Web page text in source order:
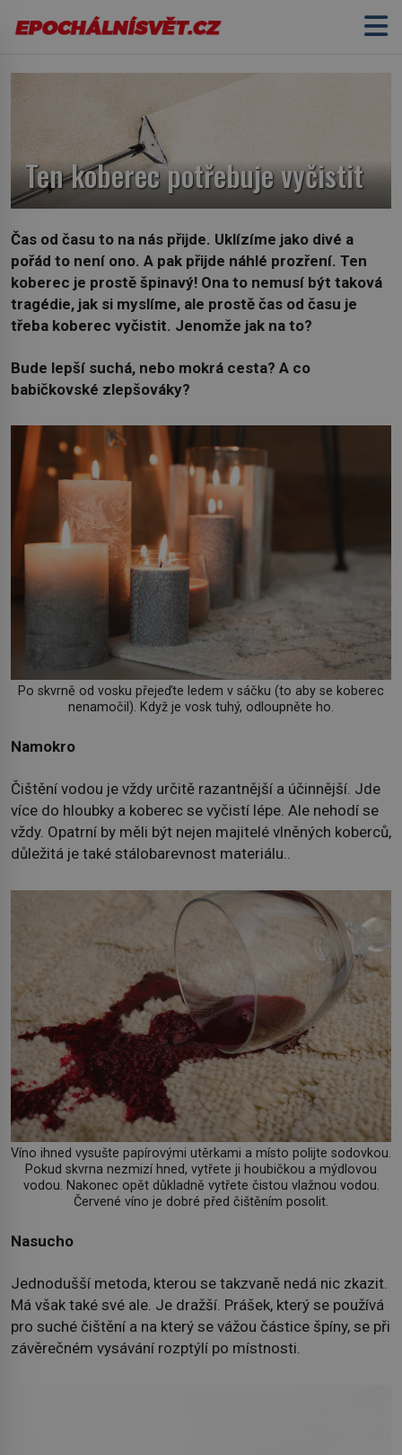
Ten koberec potřebuje vyčistit
Čas od času to na nás přijde. Uklízíme jako divé a
pořád to není ono. A pak přijde náhlé prozření. Ten
koberec je prostě špinavý! Ona to nemusí být taková
tragédie, jak si myslíme, ale prostě čas od času je
třeba koberec vyčistit. Jenomže jak na to?
Bude lepší suchá, nebo mokrá cesta? A co
babičkovské zlepšováky?
Po skvrně od vosku přejeďte ledem v sáčku (to aby se koberec
nenamočil). Když je vosk tuhý, odloupněte ho.
Namokro
Čištění vodou je vždy určitě razantnější a účinnější. Jde
více do hloubky a koberec se vyčistí lépe. Ale nehodí se
vždy. Opatrní by měli být nejen majitelé vlněných koberců,
důležitá je také stálobarevnost materiálu..
Víno ihned vysušte papírovými utěrkami a místo polijte sodovkou.
Pokud skvrna nezmizí hned, vytřete ji houbičkou a mýdlovou
vodou. Nakonec opět důkladně vytřete čistou vlažnou vodou.
Červené víno je dobré před čištěním posolit.
Nasucho
Jednodušší metoda, kterou se takzvaně nedá nic zkazit.
Má však také své ale. Je dražší. Prášek, který se používá
pro suché čištění a na který se vážou částice špíny, se při
závěrečném vysávání rozptýlí po místnosti.